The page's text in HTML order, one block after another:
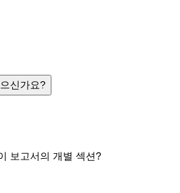
신가요?
보고서의 개별 섹션?